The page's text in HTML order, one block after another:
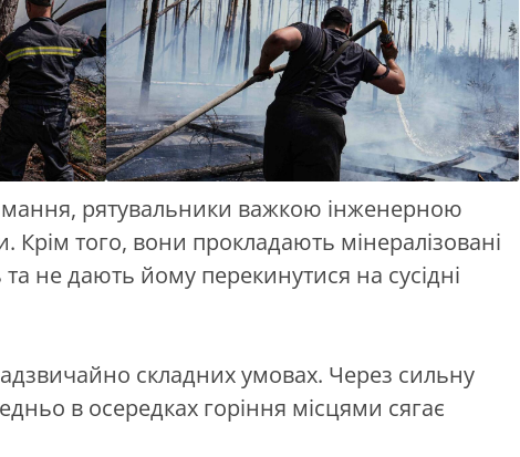
рятувальники важкою інженерною
того, вони прокладають мінералізовані
не дають йому перекинутися на сусідні
складних умовах. Через сильну
в осередках горіння місцями сягає